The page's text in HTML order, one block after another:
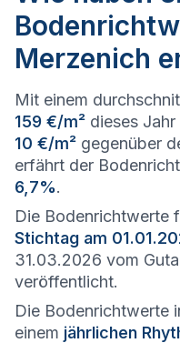
Merzenich
Mit einem
159 €/m² dieses
10 €/m² gegenüber
erfährt der
6,7%.
Die Bodenrichtwerte
Stichtag am
31.03.2026 vom
veröffentlicht.
Die Bodenrichtwerte
einem jährlichen